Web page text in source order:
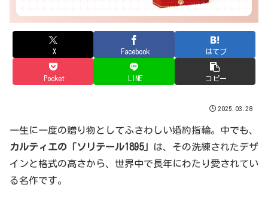
X Facebook はてブ
Pocket LINE コピー
2025.03.28
一生に一度の贈り物としてふさわしい婚約指輪。中でも、
カルティエの「ソリテール1895」
は、その洗練されたデザ
インと格式の高さから、世界中で長年にわたり愛されてい
る名作です。